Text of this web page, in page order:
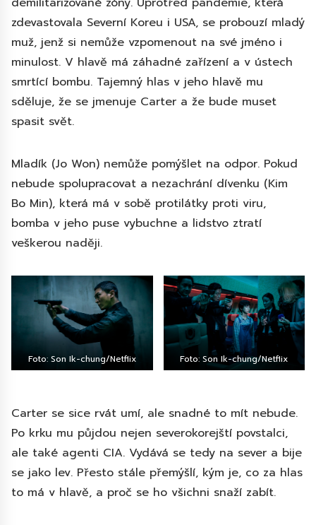
zdevastovala Severní Koreu i USA, se probouzí mladý
muž, jenž si nemůže vzpomenout na své jméno i
minulost. V hlavě má záhadné zařízení a v ústech
smrtící bombu. Tajemný hlas v jeho hlavě mu
sděluje, že se jmenuje Carter a že bude muset
spasit svět.
Mladík (Jo Won) nemůže pomýšlet na odpor. Pokud
nebude spolupracovat a nezachrání dívenku (Kim
Bo Min), která má v sobě protilátky proti viru,
bomba v jeho puse vybuchne a lidstvo ztratí
veškerou naději.
Foto: Son Ik-chung/Netflix Foto: Son Ik-chung/Netflix
Carter se sice rvát umí, ale snadné to mít nebude.
Po krku mu půjdou nejen severokorejští povstalci,
ale také agenti CIA. Vydává se tedy na sever a bije
se jako lev. Přesto stále přemýšlí, kým je, co za hlas
to má v hlavě, a proč se ho všichni snaží zabít.